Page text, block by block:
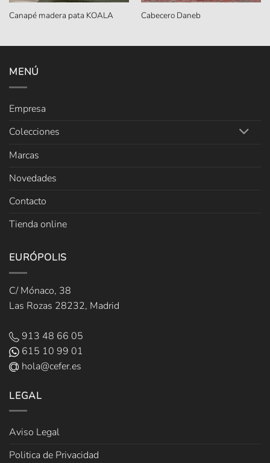
Canapé madera pata KOALA Cabecero Daneb
MENÚ
Empresa
Colecciones
Marcas
Novedades
Contacto
Tienda online
EURÓPOLIS
C/ Mónaco, 38
Las Rozas 28232, Madrid
913 48 66 05
615 10 99 01
hola@cefer.es
LEGAL
Aviso Legal
Politica de Privacidad